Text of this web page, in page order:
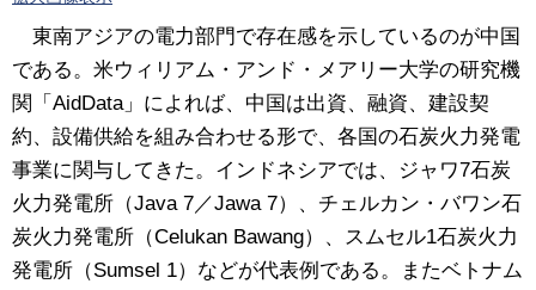
東南アジアの電力部門で存在感を示しているのが中国
である。米ウィリアム・アンド・メアリー大学の研究機
関「AidData」によれば、中国は出資、融資、建設契
約、設備供給を組み合わせる形で、各国の石炭火力発電
事業に関与してきた。インドネシアでは、ジャワ7石炭
火力発電所（Java 7／Jawa 7）、チェルカン・バワン石
炭火力発電所（Celukan Bawang）、スムセル1石炭火力
発電所（Sumsel 1）などが代表例である。またベトナム